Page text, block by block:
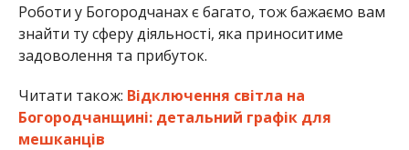
Роботи у Богородчанах є багато, тож бажаємо вам
знайти ту сферу діяльності, яка приноситиме
задоволення та прибуток.
Читати також: Відключення світла на
Богородчанщині: детальний графік для
мешканців